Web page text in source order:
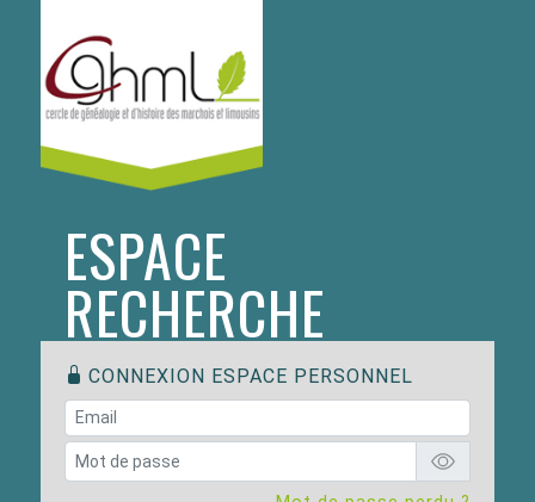
ESPACE
RECHERCHE
CONNEXION ESPACE PERSONNEL